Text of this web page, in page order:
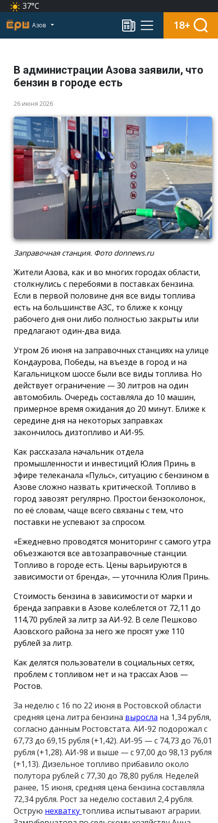
37°C
Азов 18+
В администрации Азова заявили, что
бензин в городе есть
26 июня 2026
Заправочная станция. Фото donnews.ru
Жители Азова, как и во многих городах области,
столкнулись с перебоями в поставках бензина.
Если в первой половине дня все виды топлива
есть на большинстве АЗС, то ближе к концу
рабочего дня они либо полностью закрыты или
предлагают один-два вида.
Утром 26 июня на заправочных станциях на улице
Кондаурова, Победы, на въезде в город и на
Кагальницком шоссе были все виды топлива. Но
действует ограничение —30 литров на один
автомобиль. Очередь составляла до 10 машин,
примерное время ожидания до 20 минут. Ближе к
середине дня на некоторых заправках
закончилось дизтопливо и АИ-95.
Как рассказала начальник отдела
промышленности и инвестиций Юлия Принь в
эфире телеканала «Пульс», ситуацию с бензином в
Азове сложно назвать критической. Топливо в
город завозят регулярно. Простои бензоколонок,
по её словам, чаще всего связаны с тем, что
поставки не успевают за спросом.
«Ежедневно проводятся мониторинг с самого утра
объезжаются все автозаправочные станции.
Топливо в городе есть. Цены варьируются в
зависимости от бренда», — уточнила Юлия Принь.
Стоимость бензина в зависимости от марки и
бренда заправки в Азове колеблется от 72,11 до
114,70 рублей за литр за АИ-92. В селе Пешково
Азовского района за него же просят уже 110
рублей за литр.
Как делятся пользователи в социальных сетях,
проблем с топливом нет и на трассах Азов —
Ростов.
За неделю с 16 по 22 июня в Ростовской области
средняя цена литра бензина выросла на 1,34 рубля,
согласно данным Ростовстата. АИ-92 подорожал с
67,73 до 69,15 рубля (+1,42). АИ-95 — с 74,73 до 76,01
рубля (+1,28). АИ-98 и выше — с 97,00 до 98,13 рубля
(+1,13). Дизельное топливо прибавило около
полутора рублей с 77,30 до 78,80 рубля. Неделей
ранее, 15 июня, средняя цена бензина составляла
72,34 рубля. Рост за неделю составил 2,4 рубля.
Острую нехватку топлива испытывают аграрии.